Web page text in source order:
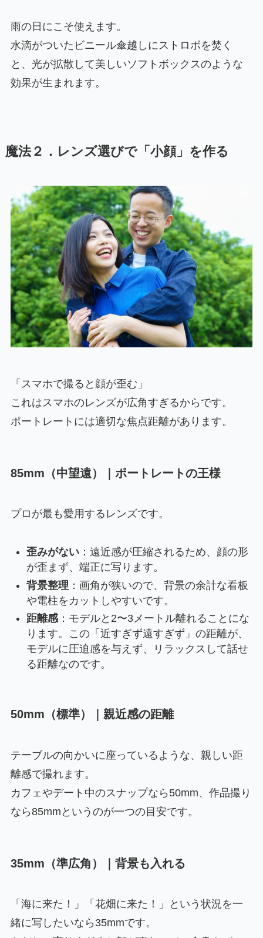
雨の日にこそ使えます。
水滴がついたビニール傘越しにストロボを焚く
と、光が拡散して美しいソフトボックスのような
効果が生まれます。
魔法２．レンズ選びで「小顔」を作る
「スマホで撮ると顔が歪む」
これはスマホのレンズが広角すぎるからです。
ポートレートには適切な焦点距離があります。
85mm（中望遠）｜ポートレートの王様
プロが最も愛用するレンズです。
歪みがない：遠近感が圧縮されるため、顔の形
が歪まず、端正に写ります。
背景整理 ：画角が狭いので、背景の余計な看板
や電柱をカットしやすいです。
距離感：モデルと2〜3メートル離れることにな
ります。この「近すぎず遠すぎず」の距離が、
モデルに圧迫感を与えず、リラックスして話せ
る距離なのです。
50mm（標準）｜親近感の距離
テーブルの向かいに座っているような、親しい距
離感で撮れます。
カフェやデート中のスナップなら50mm、作品撮り
なら85mmというのが一つの目安です。
35mm（準広角）｜背景も入れる
「海に来た！」「花畑に来た！」という状況を一
緒に写したいなら35mmです。